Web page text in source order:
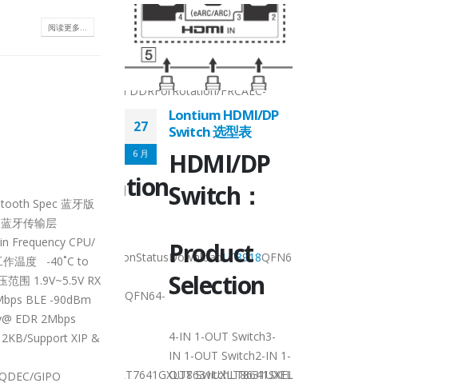
阅读更多...
Spec 蓝牙版
牙传输层
Frequency CPU/
作温度 -40˚C to
范围 1.9V~5.5V RX
BLE -90dBm
EDR 2Mbps
Support XIP &
GIPO
to LVDSMixedConverter/RepeaterMixedConverter/RepeaterMixedConverter/
9X9QFN64-
7.5x7.5ApplicationTTL to MIPILVDS to MIPIMIPI/LVDS RepeaterMIPI to
Q100 Grade 3Integrated DDRForRotation/FRCAEC-
Documentation
Product
NamePackageDescriptionStatusDownloadLT8918QFN64-
7.5x7.5MIPI DSI/CSI-2
TransmitterMPLT8918L QFN64-
7.5x7.5Dual-Port
LVDS...
27
6 月
Lontium HDMI/DP
Switch 选型表
HDMI/DP
Switch：
Product
Selection
4-IN 1-OUT Switch3-
IN 1-OUT Switch2-IN 1-
OUT